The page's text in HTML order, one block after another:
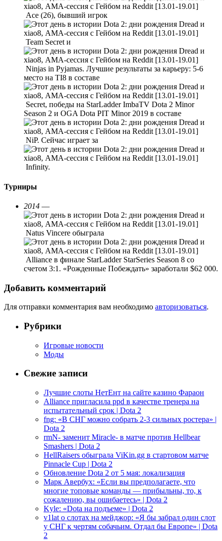
Ace (26), бывший игрок
Team Secret и
Ninjas in Pyjamas. Лучшие результаты за карьеру: 5-6
место на TI8 в составе
Secret, победы на StarLadder ImbaTV Dota 2 Minor
Season 2 и OGA Dota PIT Minor 2019 в составе
NiP. Сейчас играет за
Infinity.
Турниры
2014 —
Natus Vincere обыграла
Alliance в финале StarLadder StarSeries Season 8 со
счетом 3:1. «Рожденные Побеждать» заработали $62 000.
Добавить комментарий
Для отправки комментария вам необходимо авторизоваться.
Рубрики
Игровые новости
Моды
Свежие записи
Лучшие слоты НетЕнт на сайте казино Фараон
Alliance пригласила ppd в качестве тренера на
испытательный срок | Dota 2
fng: «В СНГ можно собрать 2-3 сильных ростера» |
Dota 2
rmN- заменит Miracle- в матче против Hellbear
Smashers | Dota 2
HellRaisers обыграла ViKin.gg в стартовом матче
Pinnacle Cup | Dota 2
Обновление Dota 2 от 5 мая: локализация
Марк Авербух: «Если вы предполагаете, что
многие топовые команды — прибыльны, то, к
сожалению, вы ошибаетесь» | Dota 2
Kyle: «Dota на подъеме» | Dota 2
v1lat о слотах на мейджор: «Я бы забрал один слот
у СНГ к чертям собачьим. Отдал бы Европе» | Dota
2